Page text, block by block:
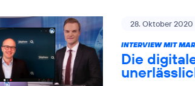
28. Oktober 2020
INTERVIEW MIT
Die